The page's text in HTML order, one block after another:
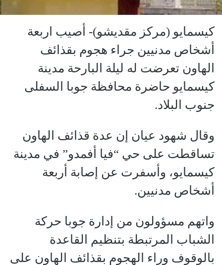
كيسمايو (مركز مقديشو)- أصيب اربعة
أشخاص مدنيين جراء هجوم بقذائف
الهاون تعرضت له ليلة البارحة مدينة
كيسمايو حاضرة محافظة جوبا السفلى
جنوب البلاد.
وقال شهود عيان إن عدة قذائف الهاون
تساقطت على حي “فيا أفمدو” في مدينة
كيسمايو، وأسفرت عن إصابة أربعة
أشخاص مدنيين.
واتهم مسؤولون من إدارة جوبا حركة
الشباب المرتبطة بتنظيم القاعدة
بالوقوف وراء الهجوم بقذائف الهاون على